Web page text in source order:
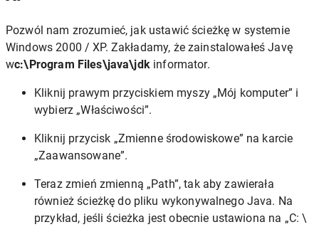
Pozwól nam zrozumieć, jak ustawić ścieżkę w systemie
Windows 2000 / XP. Zakładamy, że zainstalowałeś Javę
wc:\Program Files\java\jdkinformator.
Kliknij prawym przyciskiem myszy „Mój komputer” i
wybierz „Właściwości”.
Kliknij przycisk „Zmienne środowiskowe” na karcie
„Zaawansowane”.
Teraz zmień zmienną „Path”, tak aby zawierała
również ścieżkę do pliku wykonywalnego Java. Na
przykład, jeśli ścieżka jest obecnie ustawiona na „C: \